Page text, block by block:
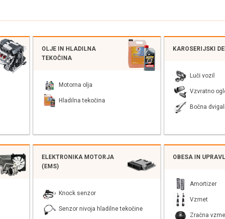
OLJE IN HLADILNA
TEKOČINA
Motorna olja
Hladilna tekočina
KAROSERIJSKI
Luči vozil
Vzvratno
Bočna
ELEKTRONIKA MOTORJA
(EMS)
Knock senzor
Senzor nivoja hladilne tekočine
OBESA IN
Amortizer
Vzmet
Zračna